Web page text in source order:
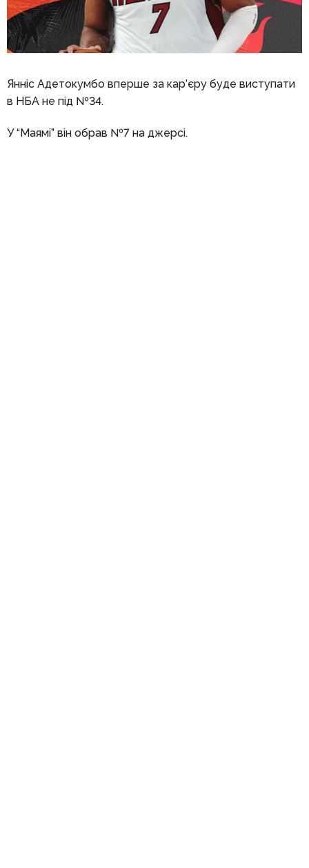
Янніс Адетокумбо вперше за кар’єру буде виступати
в НБА не під №34.
У “Маямі” він обрав №7 на джерсі.